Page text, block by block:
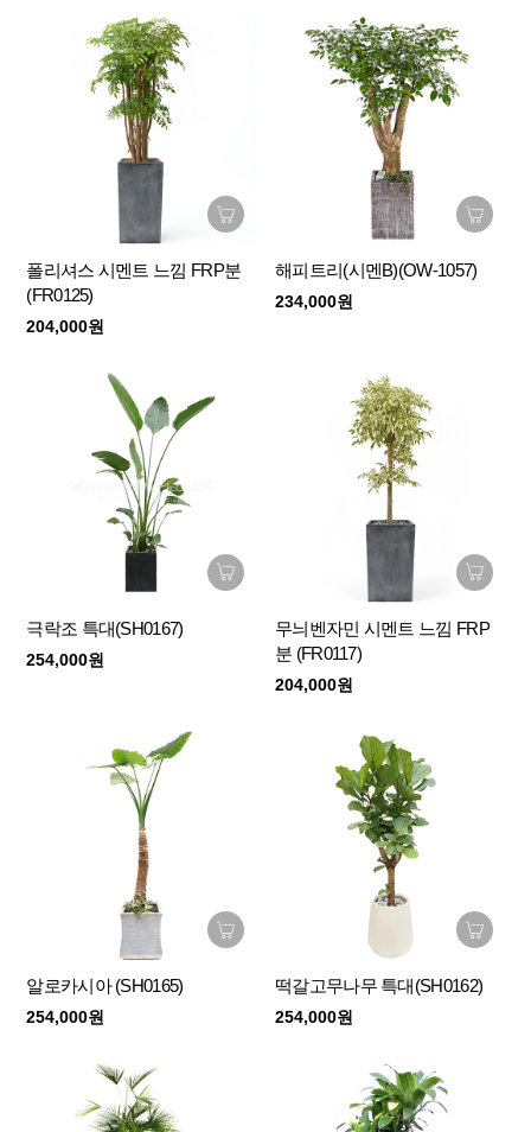
폴리셔스 시멘트 느낌 FRP분
(FR0125)
204,000원
해피트리(시멘B)(OW-1057)
234,000원
극락조 특대(SH0167)
254,000원
무늬벤자민 시멘트 느낌 FRP
분 (FR0117)
204,000원
알로카시아 (SH0165)
254,000원
떡갈고무나무 특대(SH0162)
254,000원